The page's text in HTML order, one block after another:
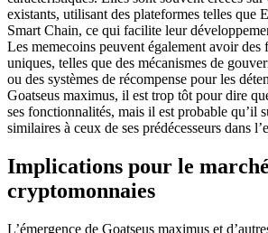
existants, utilisant des plateformes telles que
Smart Chain, ce qui facilite leur
Les memecoins peuvent également avoir des
uniques, telles que des mécanismes de
ou des systèmes de récompense pour les
Goatseus maximus, il est trop tôt pour dire
ses fonctionnalités, mais il est probable qu’il
similaires à ceux de ses prédécesseurs dans
Implications pour le
cryptomonnaies
L’émergence de Goatseus maximus et